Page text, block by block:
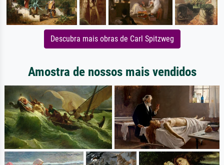
Descubra mais obras de Carl Spitzweg
Amostra de nossos mais vendidos